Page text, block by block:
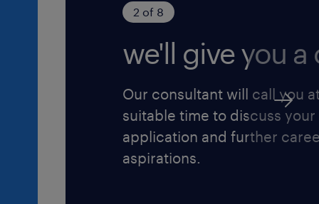
2 of 8
we'll give you a
Our consultant will call you
suitable time to discuss your
application and further
aspirations.